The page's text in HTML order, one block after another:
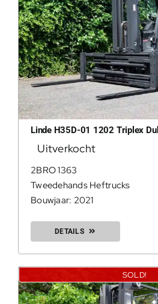
Linde H35D-01 1202 Triplex
Uitverkocht
2BRO 1363
Tweedehands Heftrucks
Bouwjaar: 2021
DETAILS
SOLD!